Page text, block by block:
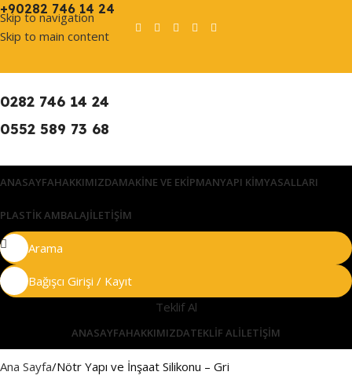
Skip to navigation
Skip to main content
+90282 746 14 24
0282 746 14 24
0552 589 73 68
ANASAYFAHAKKIMIZDAMAKINE VE EKIPMANYAPI KIMYASALLARI
PLASTIK AMBALAJİLETIŞIM
Arama
Bağışcı Girişi / Kayıt
Teklif Al
ANASAYFAHAKKIMIZDATEKLIF ALİLETIŞIM
Ana Sayfa Nötr Yapı ve İnşaat Silikonu – Gri